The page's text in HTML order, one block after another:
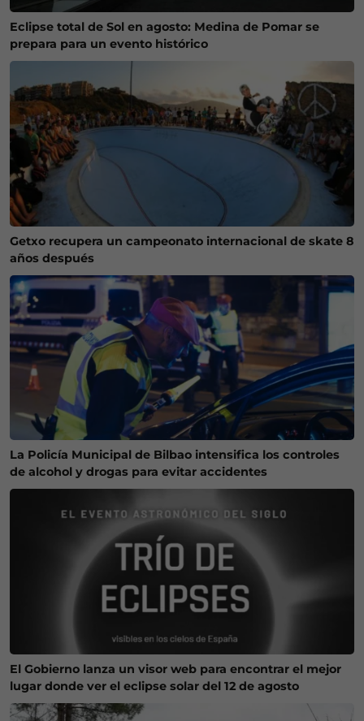
Eclipse total de Sol en agosto: Medina de Pomar se
prepara para un evento histórico
Getxo recupera un campeonato internacional de skate 8
años después
La Policía Municipal de Bilbao intensifica los controles
de alcohol y drogas para evitar accidentes
El Gobierno lanza un visor web para encontrar el mejor
lugar donde ver el eclipse solar del 12 de agosto